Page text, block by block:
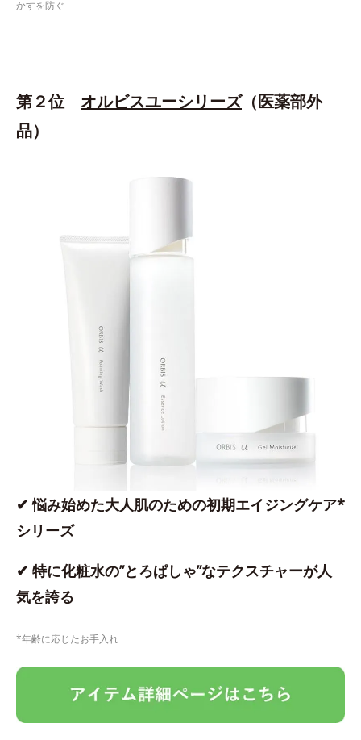
かすを防ぐ
第２位 オルビスユーシリーズ（医薬部外
品）
✔ 悩み始めた大人肌のための初期エイジングケア*
シリーズ
✔ 特に化粧水の”とろぱしゃ”なテクスチャーが人
気を誇る
*年齢に応じたお手入れ